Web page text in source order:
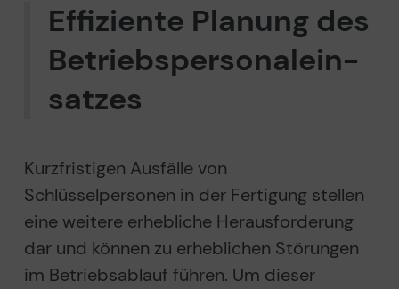
Effiziente Planung des
Betriebs­personalein­
satzes
Kurzfristigen Ausfälle von
Schlüsselpersonen in der Fertigung stellen
eine weitere erhebliche Herausforderung
dar und können zu erheblichen Störungen
im Betriebsablauf führen. Um dieser